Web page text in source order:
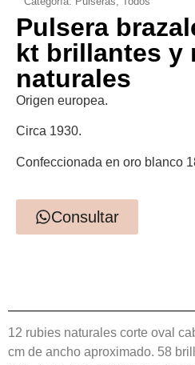
Pulsera
kt brillantes y
naturales
Origen europea.
Circa 1930.
Confeccionada en oro blanco
Consultar
12 rubies naturales corte oval
cm de ancho aproximado. 58